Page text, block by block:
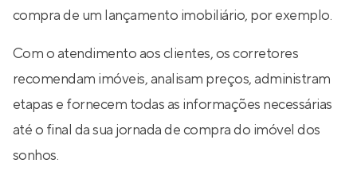
compra de um lançamento imobiliário, por exemplo.
Com o atendimento aos clientes, os corretores
recomendam imóveis, analisam preços, administram
etapas e fornecem todas as informações necessárias
até o final da sua jornada de compra do imóvel dos
sonhos.